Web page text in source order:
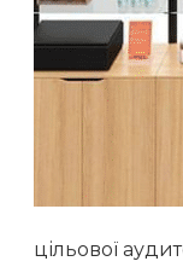
цільової